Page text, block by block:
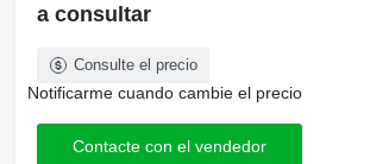
a consultar
Consulte el precio
Notificarme cuando cambie el precio
Contacte con el vendedor